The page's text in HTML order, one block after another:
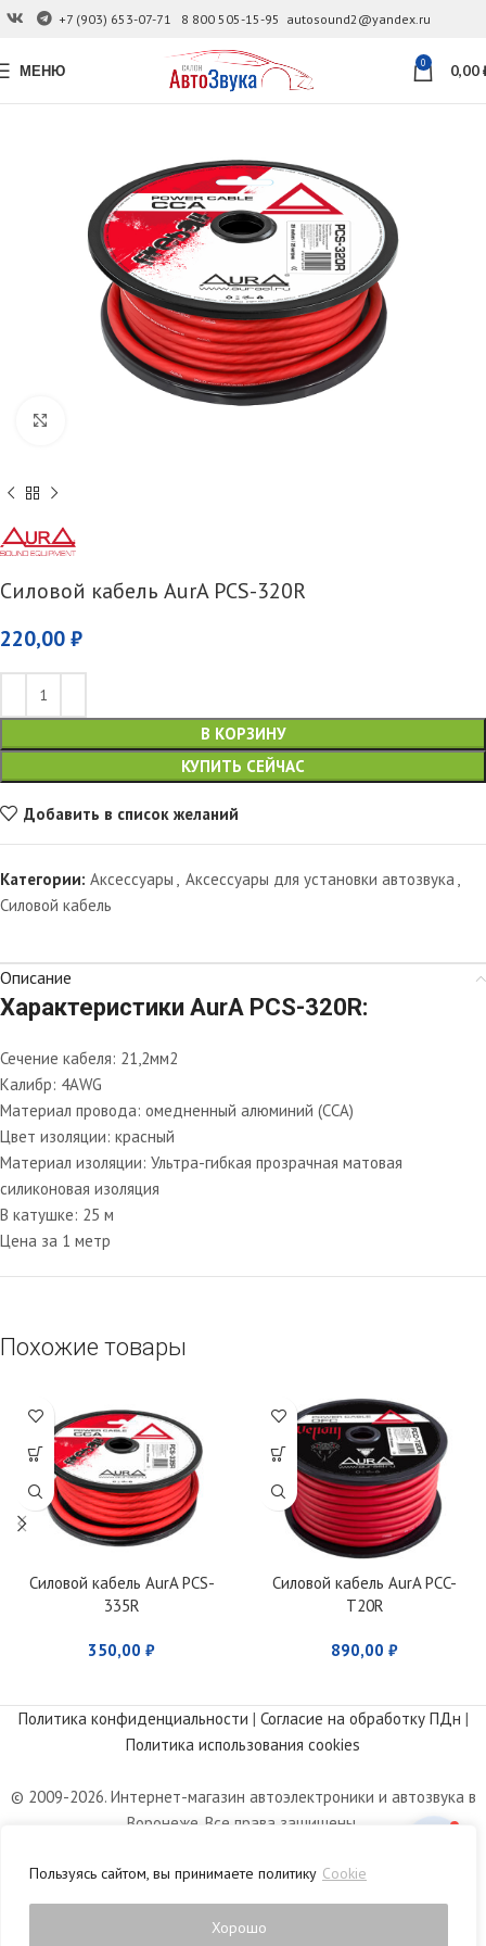
Пользуясь сайтом, вы принимаете политику Cookie
Хорошо
+7 (903) 653-07-71 8 800 505-15-95 autosound2@yandex.ru
МЕНЮ 0 0,00
Силовой кабель AurA PCS-320R
220,00 ₽
В КОРЗИНУ
КУПИТЬ СЕЙЧАС
Добавить в список желаний
Категории: Аксессуары , Аксессуары для установки автозвука ,
Силовой кабель
Описание
Характеристики AurA PCS-320R:
Сечение кабеля: 21,2мм2
Калибр: 4AWG
Материал провода: омедненный алюминий (CCA)
Цвет изоляции: красный
Материал изоляции: Ультра-гибкая прозрачная матовая
силиконовая изоляция
В катушке: 25 м
Цена за 1 метр
Похожие товары
Силовой кабель AurA PCS-
335R
350,00 ₽
Силовой кабель AurA PCC-
T20R
890,00 ₽
Политика конфиденциальности | Согласие на обработку ПДн |
Политика использования cookies
© 2009-2026. Интернет-магазин автоэлектроники и автозвука в
Воронеже. Все права защищены.
характер и не является публичной офертой, определяемой
положениями статьи 437 Гражданского кодекса РФ.